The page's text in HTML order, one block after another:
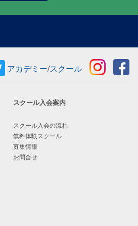
アカデミー/スクール
スクール入会案内
スクール入会の流れ
無料体験スクール
募集情報
お問合せ